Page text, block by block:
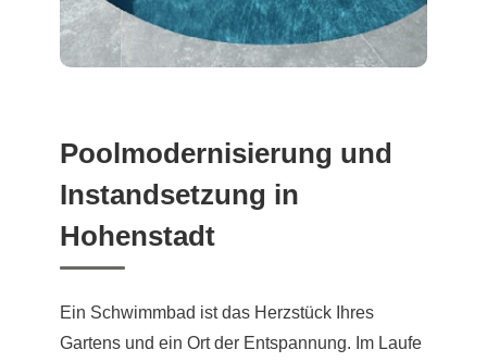
Poolmodernisierung und
Instandsetzung in
Hohenstadt
Ein Schwimmbad ist das Herzstück Ihres
Gartens und ein Ort der Entspannung. Im Laufe